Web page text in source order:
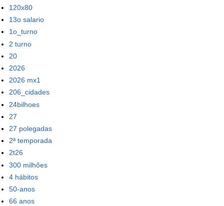
120x80
13o salario
1o_turno
2 turno
20
2026
2026 mx1
206_cidades
24bilhoes
27
27 polegadas
2ª temporada
2t26
300 milhões
4 hábitos
50-anos
66 anos